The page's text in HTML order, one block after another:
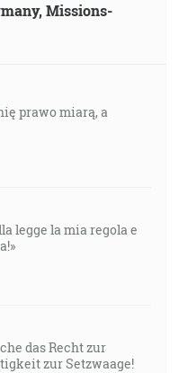
Missions-
prawo miarą, a
legge la mia regola e
das Recht zur
zur Setzwaage!